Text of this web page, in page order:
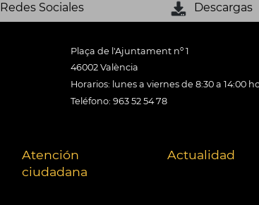
Redes Sociales Descargas
Plaça de l'Ajuntament nº 1
46002 València
Horarios: lunes a viernes de 8:30 a 14:00
Teléfono: 963 52 54 78
Atención
ciudadana
Actualidad